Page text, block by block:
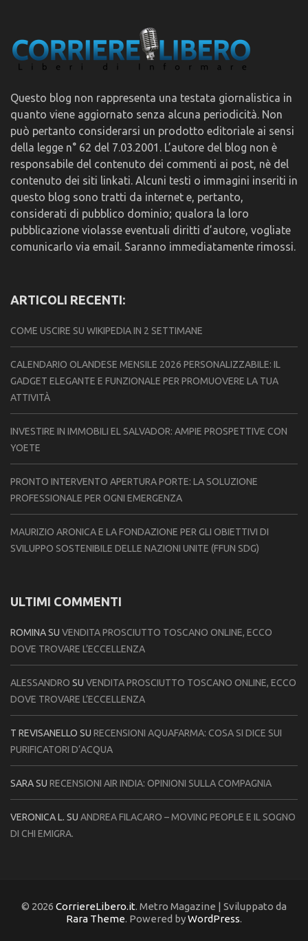
Questo blog non rappresenta una testata giornalistica in
quanto viene aggiornato senza alcuna periodicità. Non
può pertanto considerarsi un prodotto editoriale ai sensi
della legge n° 62 del 7.03.2001. L’autore del blog non è
responsabile del contenuto dei commenti ai post, nè del
contenuto dei siti linkati. Alcuni testi o immagini inseriti in
questo blog sono tratti da internet e, pertanto,
considerati di pubblico dominio; qualora la loro
pubblicazione violasse eventuali diritti d’autore, vogliate
comunicarlo via email. Saranno immediatamente rimossi.
ARTICOLI RECENTI:
COME USCIRE SU WIKIPEDIA IN 2 SETTIMANE
CALENDARIO OLANDESE MENSILE 2026 PERSONALIZZABILE: IL
GADGET ELEGANTE E FUNZIONALE PER PROMUOVERE LA TUA
ATTIVITÀ
INVESTIRE IN IMMOBILI EL SALVADOR: AMPIE PROSPETTIVE CON
YOETE
PRONTO INTERVENTO APERTURA PORTE: LA SOLUZIONE
PROFESSIONALE PER OGNI EMERGENZA
MAURIZIO ARONICA E LA FONDAZIONE PER GLI OBIETTIVI DI
SVILUPPO SOSTENIBILE DELLE NAZIONI UNITE (FFUN SDG)
ULTIMI COMMENTI
ROMINASU VENDITA PROSCIUTTO TOSCANO ONLINE, ECCO
DOVE TROVARE L’ECCELLENZA
ALESSANDRO SU VENDITA PROSCIUTTO TOSCANO ONLINE, ECCO
DOVE TROVARE L’ECCELLENZA
T REVISANELLO SU RECENSIONI AQUAFARMA: COSA SI DICE SUI
PURIFICATORI D’ACQUA
SARASU RECENSIONI AIR INDIA: OPINIONI SULLA COMPAGNIA
VERONICA L. SU ANDREA FILACARO – MOVING PEOPLE E IL SOGNO
DI CHI EMIGRA.
© 2026 CorriereLibero.it. Metro Magazine | Sviluppato da
Rara Theme. Powered byWordPress.